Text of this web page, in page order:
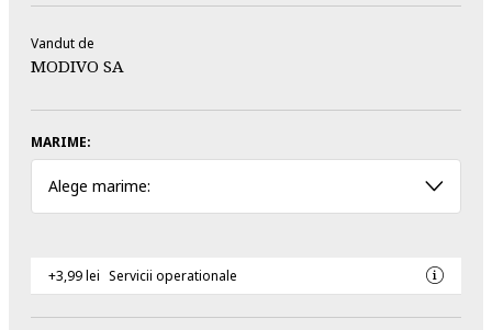
Vandut de
MODIVO SA
MARIME:
Alege marime:
+3,99 lei Servicii operationale